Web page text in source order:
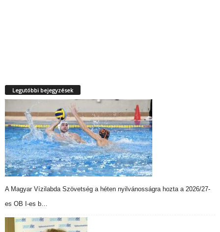
Legutóbbi bejegyzések
A Magyar Vízilabda Szövetség a héten nyilvánosságra hozta a 2026/27-
es OB I-es b…